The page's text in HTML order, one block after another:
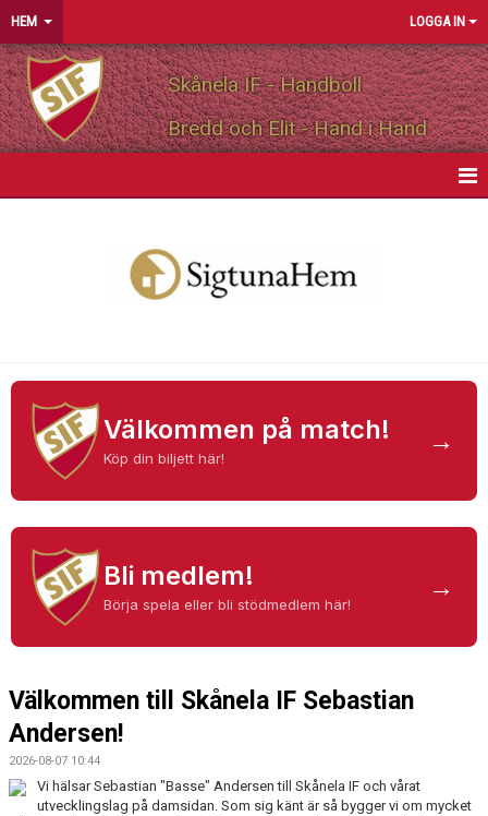
HEM LOGGA IN
Skånela IF - Handboll
Bredd och Elit - Hand i Hand
PARTNERS
MATCHER
KONTAKT LAG
DOMARE/FUNKTIONÄRER
DOKUMENT
LÄNKAR
KORTPLANSSPELEN
Välkommen på match!
Köp din biljett här!
→
Bli medlem!
Börja spela eller bli stödmedlem här!
→
Välkommen till Skånela IF Sebastian
Andersen!
2026-08-07 10:44
Vi hälsar Sebastian "Basse" Andersen till Skånela IF och vårat
utvecklingslag på damsidan. Som sig känt är så bygger vi om mycket